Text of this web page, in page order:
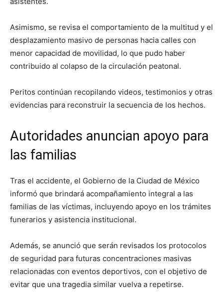
Asimismo, se revisa el comportamiento de la multitud y el
desplazamiento masivo de personas hacia calles con
menor capacidad de movilidad, lo que pudo haber
contribuido al colapso de la circulación peatonal.
Peritos continúan recopilando videos, testimonios y otras
evidencias para reconstruir la secuencia de los hechos.
Autoridades anuncian apoyo para
las familias
Tras el accidente, el Gobierno de la Ciudad de México
informó que brindará acompañamiento integral a las
familias de las víctimas, incluyendo apoyo en los trámites
funerarios y asistencia institucional.
Además, se anunció que serán revisados los protocolos
de seguridad para futuras concentraciones masivas
relacionadas con eventos deportivos, con el objetivo de
evitar que una tragedia similar vuelva a repetirse.